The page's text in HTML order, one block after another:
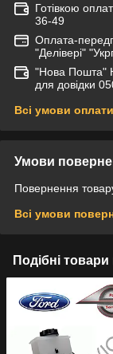
Готівкою
36-49
Оплата-
"Делівері"
"Нова Пошта"
для довідки
Всі умови оплати
Умови
Повернення
Всі умови
Подібні товари